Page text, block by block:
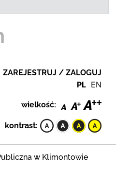
ZAREJESTRUJ / ZALOGUJ
PL EN
wielkość:
kontrast:
w Klimontowie